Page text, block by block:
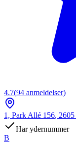
4.7(94 anmeldelser)
1, Park Allé 156, 2605
Har ydernummer
B